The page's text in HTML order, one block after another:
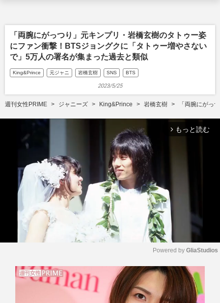
「両腕にがっつり」元キンプリ・岩橋玄樹のタトゥー姿
にファン衝撃！BTSジョングクに「タトゥー増やさない
で」5万人の署名が集まった過去と類似
King&Prince 元ジャニ 岩橋玄樹 SNS BTS
2023/5/25
週刊女性PRIME ジャニーズ King&Prince 岩橋玄樹 「両腕にがっ
arrow_forward_ios もっと読む
M
u
t
e
Powered by GliaStudios